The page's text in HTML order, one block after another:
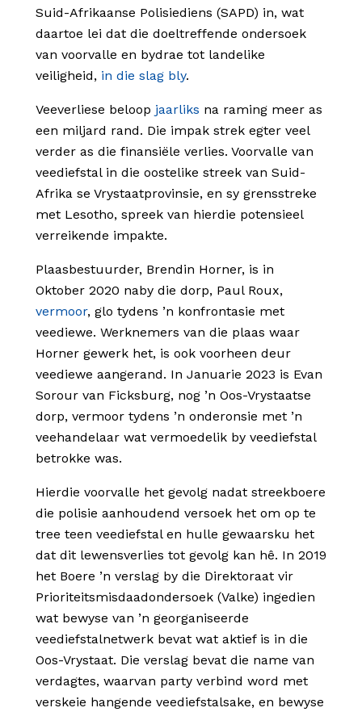
Suid-Afrikaanse Polisiediens (SAPD) in, wat
daartoe lei dat die doeltreffende ondersoek
van voorvalle en bydrae tot landelike
veiligheid, in die slag bly.
Veeverliese beloop jaarliks na raming meer as
een miljard rand. Die impak strek egter veel
verder as die finansiële verlies. Voorvalle van
veediefstal in die oostelike streek van Suid-
Afrika se Vrystaatprovinsie, en sy grensstreke
met Lesotho, spreek van hierdie potensieel
verreikende impakte.
Plaasbestuurder, Brendin Horner, is in
Oktober 2020 naby die dorp, Paul Roux,
vermoor, glo tydens ’n konfrontasie met
veediewe. Werknemers van die plaas waar
Horner gewerk het, is ook voorheen deur
veediewe aangerand. In Januarie 2023 is Evan
Sorour van Ficksburg, nog ’n Oos-Vrystaatse
dorp, vermoor tydens ’n onderonsie met ’n
veehandelaar wat vermoedelik by veediefstal
betrokke was.
Hierdie voorvalle het gevolg nadat streekboere
die polisie aanhoudend versoek het om op te
tree teen veediefstal en hulle gewaarsku het
dat dit lewensverlies tot gevolg kan hê. In 2019
het Boere ’n verslag by die Direktoraat vir
Prioriteitsmisdaadondersoek (Valke) ingedien
wat bewyse van ’n georganiseerde
veediefstalnetwerk bevat wat aktief is in die
Oos-Vrystaat. Die verslag bevat die name van
verdagtes, waarvan party verbind word met
verskeie hangende veediefstalsake, en bewyse